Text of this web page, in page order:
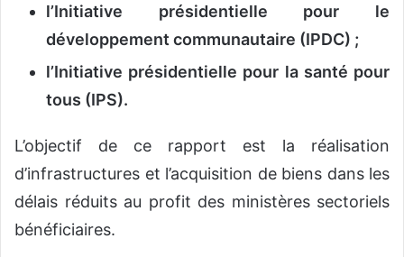
l’Initiative présidentielle pour le
développement communautaire (IPDC) ;
l’Initiative présidentielle pour la santé pour
tous (IPS).
L’objectif de ce rapport est la réalisation
d’infrastructures et l’acquisition de biens dans les
délais réduits au profit des ministères sectoriels
bénéficiaires.